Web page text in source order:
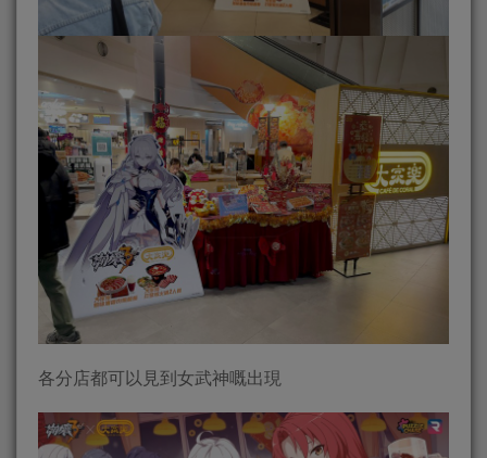
各分店都可以見到女武神嘅出現